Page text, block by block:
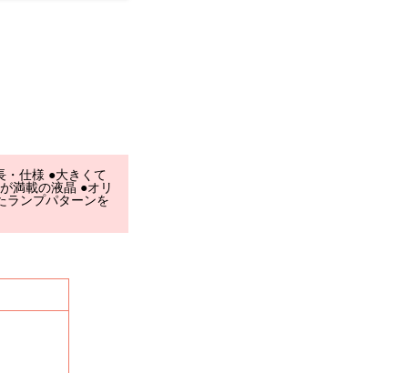
・仕様 ●大きくて
満載の液晶 ●オリ
ランプパターンを